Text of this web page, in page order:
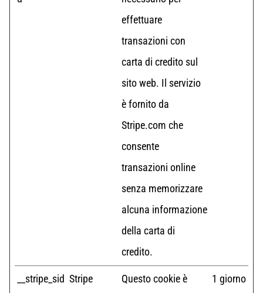
effettuare
transazioni con
carta di credito sul
sito web. Il servizio
è fornito da
Stripe.com che
consente
transazioni online
senza memorizzare
alcuna informazione
della carta di
credito.
__stripe_sid Stripe
Questo cookie è
1 giorno